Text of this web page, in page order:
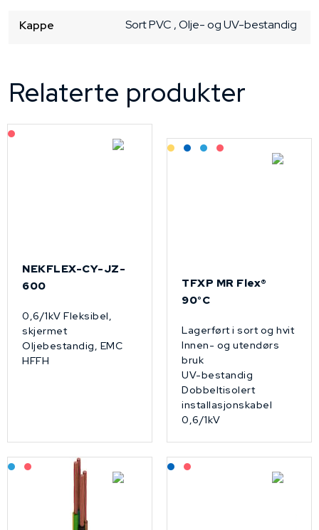
Kappe SortPVC , Olje- og UV-bestandig
Relaterte produkter
NEKFLEX-CY-JZ-
600
0,6/1kV Fleksibel,
skjermet
Oljebestandig, EMC
HFFH
Lagerført: Grossist
Lagerført: NEK Kabel
Bestilling: 2-3 uker
TFXP MR Flex®
90°C
Lagerført i sort og hvit
Innen- og utendørs
bruk
UV-bestandig
Dobbeltisolert
installasjonskabel
0,6/1kV
Bestilling: 2-3 uker
På forespørsel Lagerført: NEK Kabel